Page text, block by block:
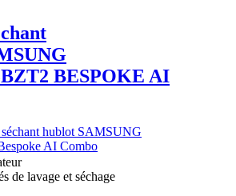
BESPOKE AI
de lavage et séchage